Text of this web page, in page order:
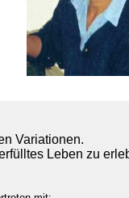
Variationen.
Leben zu